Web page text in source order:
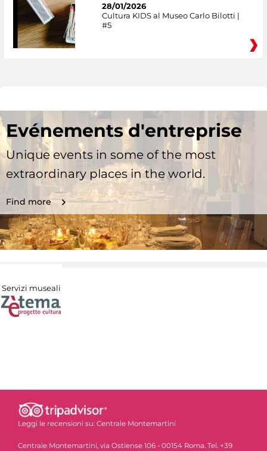
28/01/2026
Cultura KIDS al Museo Carlo Bilotti |
#5
Evénements d'entreprise
Unique events in some of the most
extraordinary places in the world.
Find more
Servizi museali
Leggi le recensioni su: Centrale Montemartini
Centrale Montemartini, via Ostiense 106 - 00154 Roma. Tel. +39